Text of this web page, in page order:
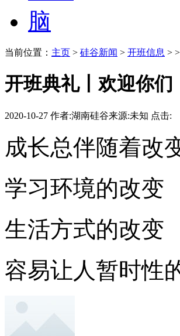
当前位置： 主页 > 硅谷新闻 > 开班信息 >
开班典礼丨欢迎你们
2020-10-27 作者:湖南硅谷来源:未知 点击:
成长总伴随着改
学习环境的改变
生活方式的改变
容易让人暂时性